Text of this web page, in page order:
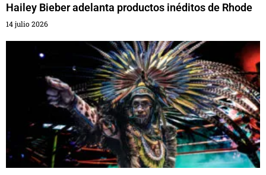
Hailey Bieber adelanta productos inéditos de Rhode
14 julio 2026